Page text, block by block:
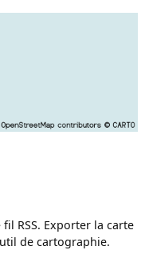
RSS. Exporter la carte
de cartographie.